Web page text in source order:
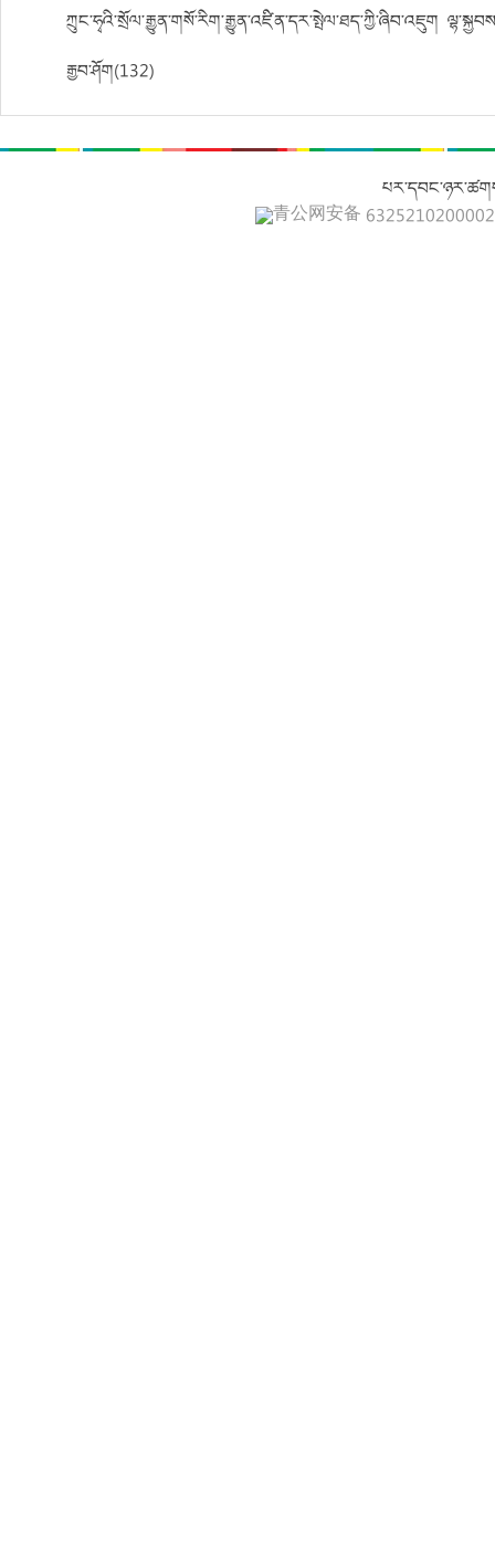
ཀྲུང་ཧྭའི་སྲོལ་རྒྱུན་གསོ་རིག་རྒྱུན་འཛིན་དར་སྤེལ་ཐད་ཀྱི་ཞིབ་འཇུག།
རྒྱབ་ཤོག(132)
青公网安备